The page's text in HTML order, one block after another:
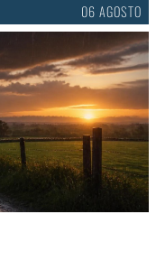
06 AGOSTO